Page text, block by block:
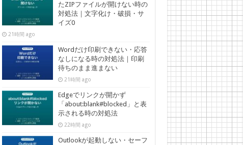
たZIPファイルが開けない時の
対処法｜文字化け・破損・サ
イズ0
21時間 ago
Wordだけ印刷できない・応答
なしになる時の対処法｜印刷
待ちのまま進まない
21時間 ago
Edgeでリンクが開かず
「about:blank#blocked」と表
示される時の対処法
22時間 ago
Outlookが起動しない・セーフ